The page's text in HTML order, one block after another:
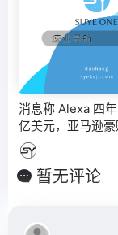
消息称 Alexa 四
亿美元，亚马逊
AI
暂无评论